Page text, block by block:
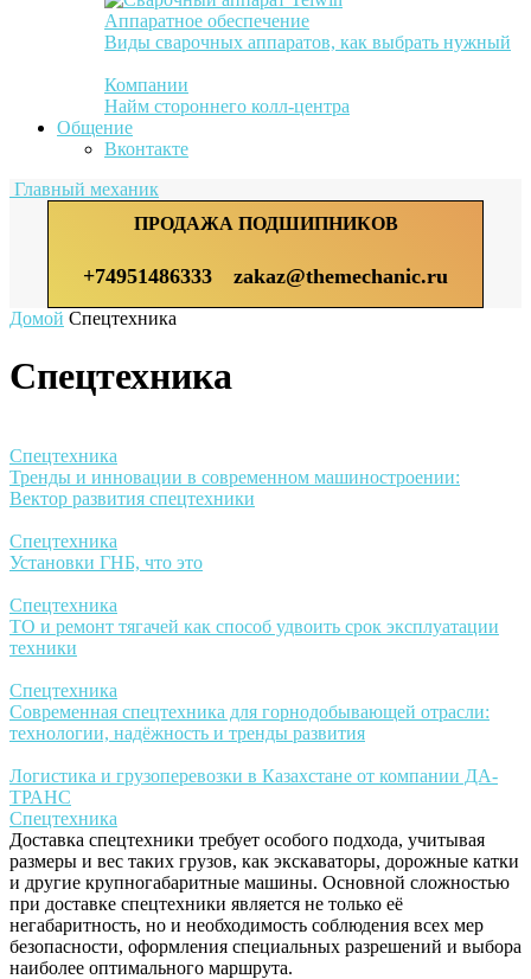
Аппаратное обеспечение
Виды сварочных аппаратов, как выбрать нужный
Компании
Найм стороннего колл-центра
Общение
Вконтакте
Главный механик
ПРОДАЖА ПОДШИПНИКОВ
+74951486333 zakaz@themechanic.ru
Домой Спецтехника
Спецтехника
Спецтехника
Тренды и инновации в современном машиностроении:
Вектор развития спецтехники
Спецтехника
Установки ГНБ, что это
Спецтехника
ТО и ремонт тягачей как способ удвоить срок эксплуатации
техники
Спецтехника
Современная спецтехника для горнодобывающей отрасли:
технологии, надёжность и тренды развития
Логистика и грузоперевозки в Казахстане от компании ДА-
ТРАНС
Спецтехника
Доставка спецтехники требует особого подхода, учитывая
размеры и вес таких грузов, как экскаваторы, дорожные катки
и другие крупногабаритные машины. Основной сложностью
при доставке спецтехники является не только её
негабаритность, но и необходимость соблюдения всех мер
безопасности, оформления специальных разрешений и выбора
наиболее оптимального маршрута.